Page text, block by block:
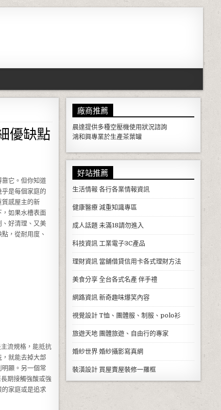
優缺點
它。但你知道
是每個家庭的
質感屋主的新
如果水槽表面
好清理、又美
，從耐用度、
流規格，能抵抗
，就能去掉大部
顯。另一個常
期接觸強酸或強
家庭或是追求
廠商推薦
晨達提供多種空壓機使用狀況諮詢
鴻和興專業於生產茶葉罐
好站推薦
生活情報 各行各業情報資訊
健康醫療減重知識專區
成人話題未滿18請勿進入
科技資訊工業電子3C產品
理財資訊當舖借貸信用卡各式理財方法
美食分享全台各式名產 伴手禮
網路資訊新奇趣味爆笑內容
視覺設計T恤、團體服、制服、polo衫
旅遊天地團體旅遊、自由行的專家
婚紗世界婚紗攝影寫真網
裝潢設計買屋賣屋裝修一羅框